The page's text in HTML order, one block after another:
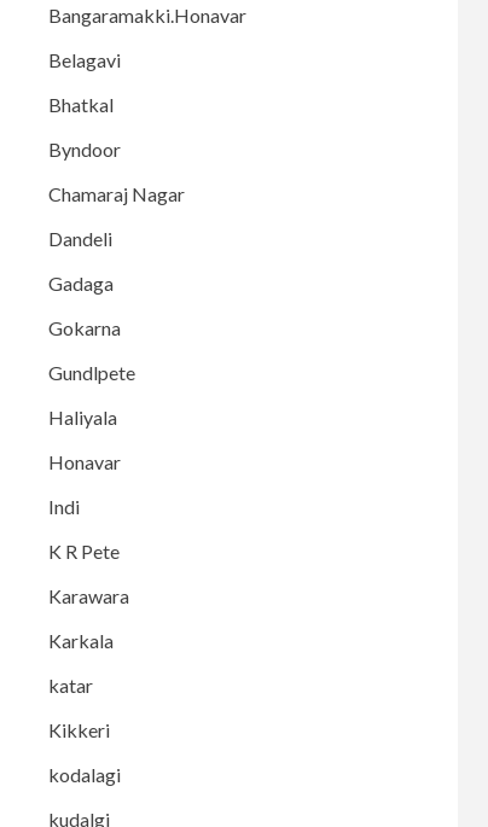
Bangaramakki.Honavar
Belagavi
Bhatkal
Byndoor
Chamaraj Nagar
Dandeli
Gadaga
Gokarna
Gundlpete
Haliyala
Honavar
Indi
K R Pete
Karawara
Karkala
katar
Kikkeri
kodalagi
kudalgi